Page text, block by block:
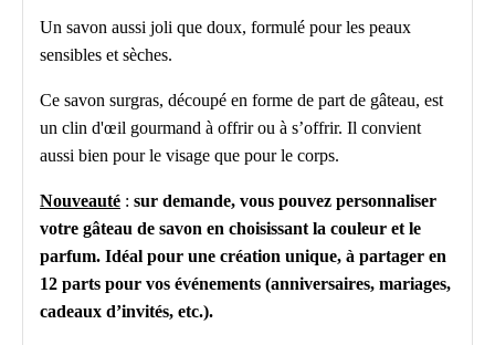
Un savon aussi joli que doux, formulé pour les peaux
sensibles et sèches.
Ce savon surgras, découpé en forme de part de gâteau, est
un clin d'œil gourmand à offrir ou à s’offrir. Il convient
aussi bien pour le visage que pour le corps.
Nouveauté : sur demande, vous pouvez personnaliser
votre gâteau de savon en choisissant la couleur et le
parfum. Idéal pour une création unique, à partager en
12 parts pour vos événements (anniversaires, mariages,
cadeaux d’invités, etc.).